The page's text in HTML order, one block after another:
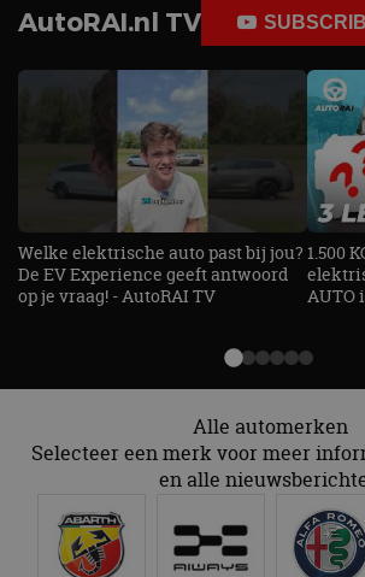
AutoRAI.nl TV
Welke elektrische auto past bij jou?
De EV Experience geeft antwoord
op je vraag! - AutoRAI TV
1.500
AUTO
Alle automerken
Selecteer een merk voor meer
en alle